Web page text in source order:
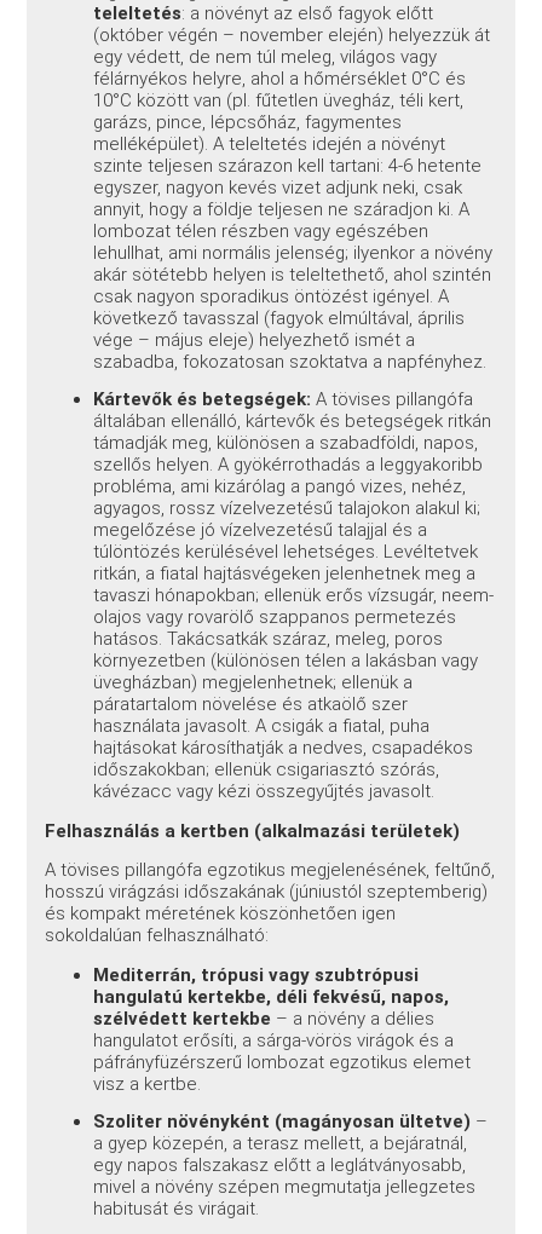
teleltetés: a növényt az első fagyok előtt
(október végén – november elején) helyezzük át
egy védett, de nem túl meleg, világos vagy
félárnyékos helyre, ahol a hőmérséklet 0°C és
10°C között van (pl. fűtetlen üvegház, téli kert,
garázs, pince, lépcsőház, fagymentes
melléképület). A teleltetés idején a növényt
szinte teljesen szárazon kell tartani: 4-6 hetente
egyszer, nagyon kevés vizet adjunk neki, csak
annyit, hogy a földje teljesen ne száradjon ki. A
lombozat télen részben vagy egészében
lehullhat, ami normális jelenség; ilyenkor a növény
akár sötétebb helyen is teleltethető, ahol szintén
csak nagyon sporadikus öntözést igényel. A
következő tavasszal (fagyok elmúltával, április
vége – május eleje) helyezhető ismét a
szabadba, fokozatosan szoktatva a napfényhez.
Kártevők és betegségek: A tövises pillangófa
általában ellenálló, kártevők és betegségek ritkán
támadják meg, különösen a szabadföldi, napos,
szellős helyen. A gyökérrothadás a leggyakoribb
probléma, ami kizárólag a pangó vizes, nehéz,
agyagos, rossz vízelvezetésű talajokon alakul ki;
megelőzése jó vízelvezetésű talajjal és a
túlöntözés kerülésével lehetséges. Levéltetvek
ritkán, a fiatal hajtásvégeken jelenhetnek meg a
tavaszi hónapokban; ellenük erős vízsugár, neem-
olajos vagy rovarölő szappanos permetezés
hatásos. Takácsatkák száraz, meleg, poros
környezetben (különösen télen a lakásban vagy
üvegházban) megjelenhetnek; ellenük a
páratartalom növelése és atkaölő szer
használata javasolt. A csigák a fiatal, puha
hajtásokat károsíthatják a nedves, csapadékos
időszakokban; ellenük csigariasztó szórás,
kávézacc vagy kézi összegyűjtés javasolt.
Felhasználás a kertben (alkalmazási területek)
A tövises pillangófa egzotikus megjelenésének, feltűnő,
hosszú virágzási időszakának (júniustól szeptemberig)
és kompakt méretének köszönhetően igen
sokoldalúan felhasználható:
Mediterrán, trópusi vagy szubtrópusi
hangulatú kertekbe, déli fekvésű, napos,
szélvédett kertekbe – a növény a délies
hangulatot erősíti, a sárga-vörös virágok és a
páfrányfüzérszerű lombozat egzotikus elemet
visz a kertbe.
Szoliter növényként (magányosan ültetve) –
a gyep közepén, a terasz mellett, a bejáratnál,
egy napos falszakasz előtt a leglátványosabb,
mivel a növény szépen megmutatja jellegzetes
habitusát és virágait.